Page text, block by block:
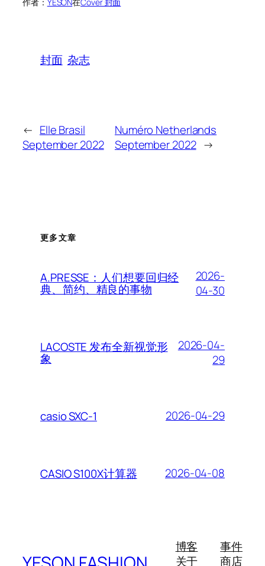
封面 杂志
← Elle Brasil
September 2022
Numéro Netherlands
September 2022 →
更多文章
A.PRESSE：人们想要回归经
典、简约、精良的事物
2026-
04-30
LACOSTE 发布全新视觉形
象
2026-04-
29
casio SXC-1 2026-04-29
CASIO S100X计算器 2026-04-08
博客
关于
事件
商店